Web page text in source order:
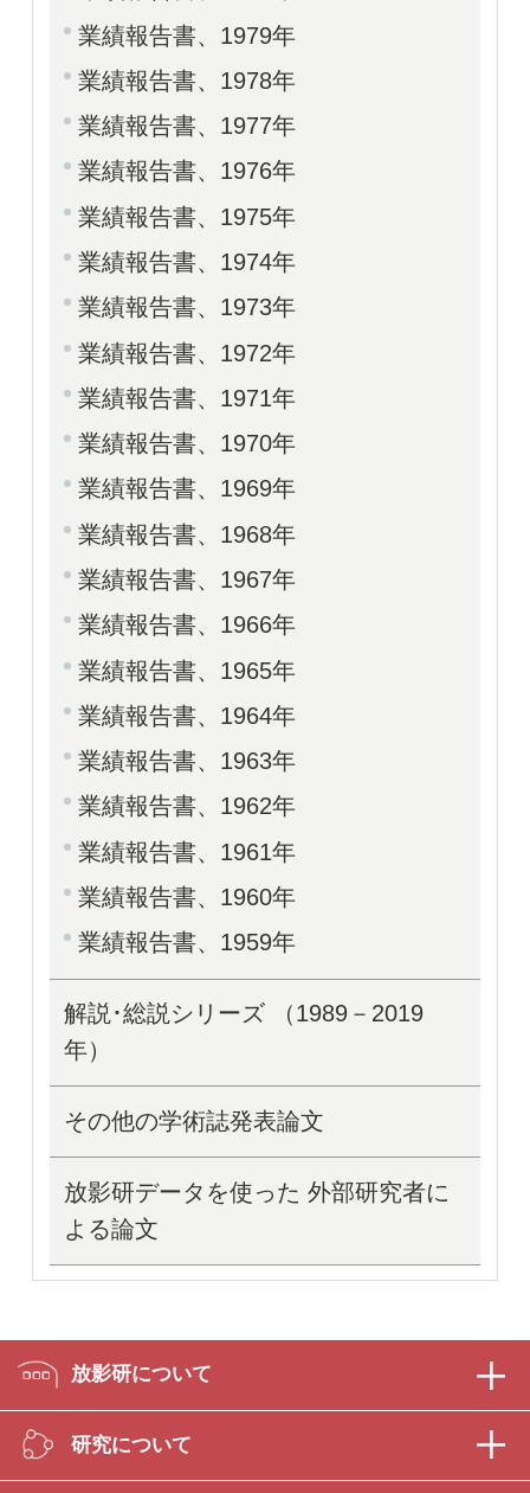
業績報告書、1979年
業績報告書、1978年
業績報告書、1977年
業績報告書、1976年
業績報告書、1975年
業績報告書、1974年
業績報告書、1973年
業績報告書、1972年
業績報告書、1971年
業績報告書、1970年
業績報告書、1969年
業績報告書、1968年
業績報告書、1967年
業績報告書、1966年
業績報告書、1965年
業績報告書、1964年
業績報告書、1963年
業績報告書、1962年
業績報告書、1961年
業績報告書、1960年
業績報告書、1959年
解説･総説シリーズ （1989－2019
年）
その他の学術誌発表論文
放影研データを使った 外部研究者に
よる論文
放影研について
研究について